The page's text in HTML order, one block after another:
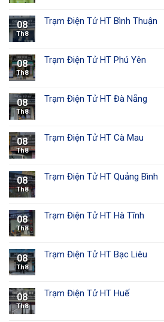
08
Th8
Trạm Điện Tử HT Bình Thuận
08
Th8
Trạm Điện Tử HT Phú Yên
08
Th8
Trạm Điện Tử HT Đà Nẵng
08
Th8
Trạm Điện Tử HT Cà Mau
08
Th8
Trạm Điện Tử HT Quảng Bình
08
Th8
Trạm Điện Tử HT Hà Tĩnh
08
Th8
Trạm Điện Tử HT Bạc Liêu
08
Th8
Trạm Điện Tử HT Huế